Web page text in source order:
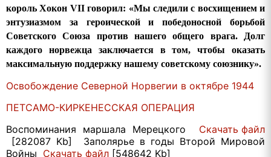
король Хокон VII говорил: «Мы следили с восхищением и
энтузиазмом за героической и победоносной борьбой
Советского Союза против нашего общего врага. Долг
каждого норвежца заключается в том, чтобы оказать
максимальную поддержку нашему советскому союзнику».
Освобождение Северной Норвегии в октябре 1944
ПЕТСАМО-КИРКЕНЕССКАЯ ОПЕРАЦИЯ
Воспоминания маршала Мерецкого Cкачать файл
[282087 Kb] Заполярье в годы Второй Мировой
Войны Cкачать файл [548642 Kb]